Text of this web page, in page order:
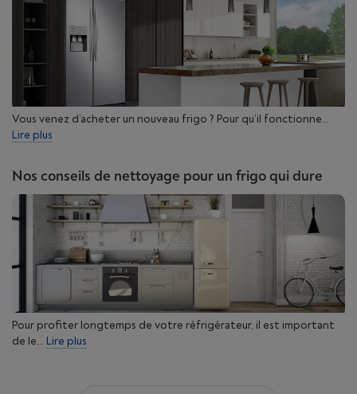
Vous venez d’acheter un nouveau frigo ? Pour qu’il fonctionne...
Lire plus
Nos conseils de nettoyage pour un frigo qui dure
Pour profiter longtemps de votre réfrigérateur, il est important
de le... Lire plus